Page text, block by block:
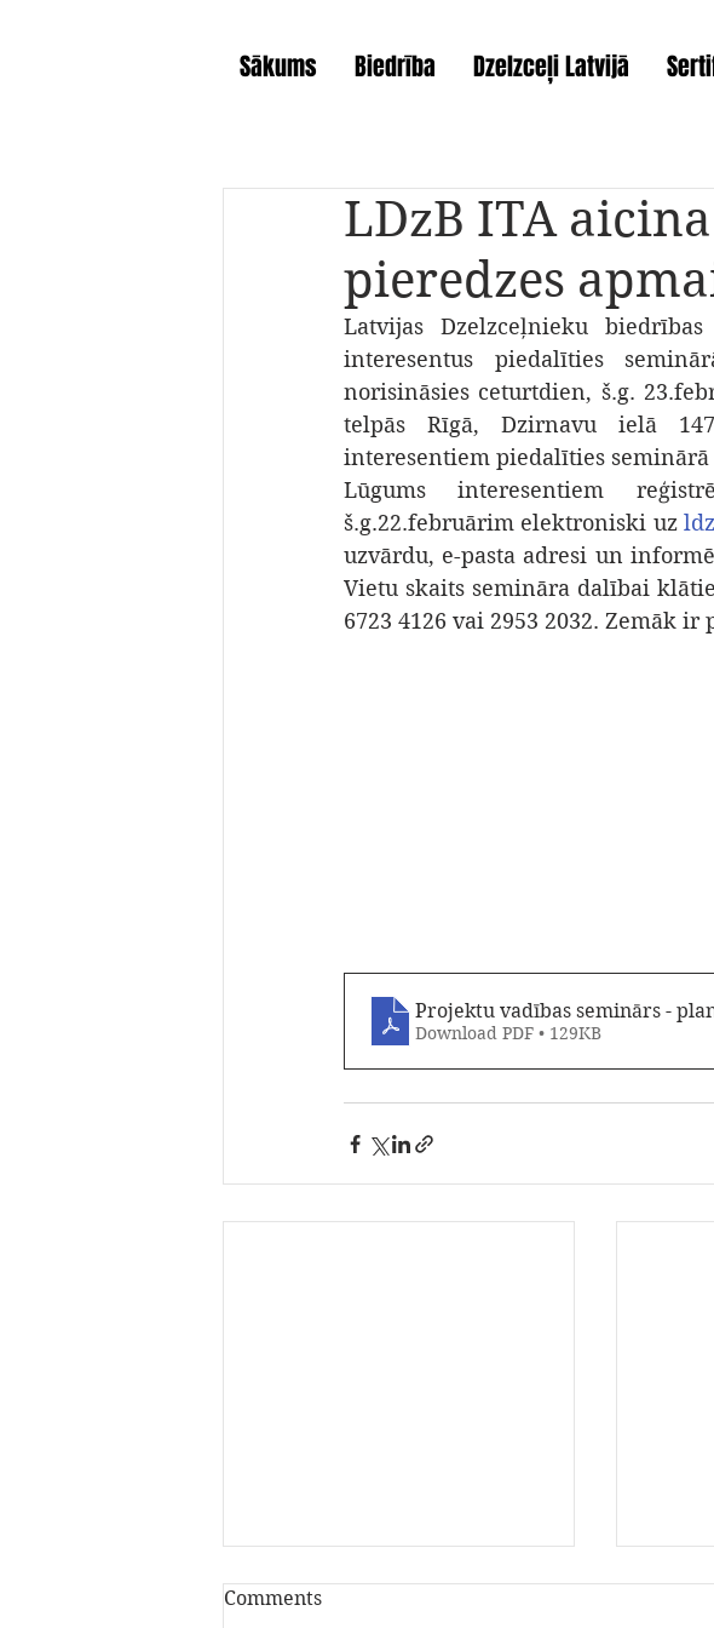
Sākums Biedrība Dzelzceļi Latvijā
LDzB ITA
pieredzes
Latvijas Dzelzceļnieku
interesentus piedalīties
norisināsies ceturtdien, š.g.
telpās Rīgā, Dzirnavu ielā
interesentiem piedalīties
Lūgums interesentiem
š.g.22.februārim elektroniski uz
uzvārdu, e-pasta adresi un
Vietu skaits semināra dalībai
6723 4126 vai 2953 2032. Zemāk
Projektu vadības seminārs -
Download PDF • 129KB
Comments